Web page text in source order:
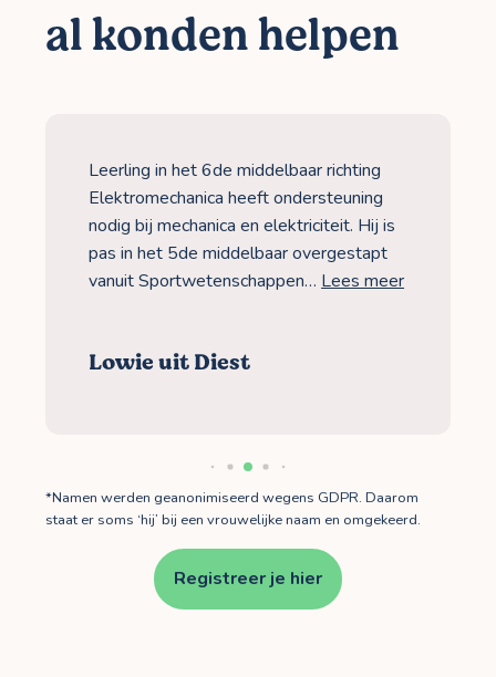
al konden helpen
Leerling in het 6de middelbaar richting
Elektromechanica heeft ondersteuning
nodig bij mechanica en elektriciteit. Hij is
pas in het 5de middelbaar overgestapt
vanuit Sportwetenschappen… Lees meer
Lowie uit Diest
*Namen werden geanonimiseerd wegens GDPR. Daarom
staat er soms ‘hij’ bij een vrouwelijke naam en omgekeerd.
Registreer je hier